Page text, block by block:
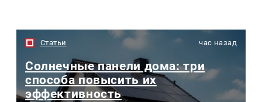
Статьи час назад
Солнечные панели дома: три
способа повысить их
эффективность